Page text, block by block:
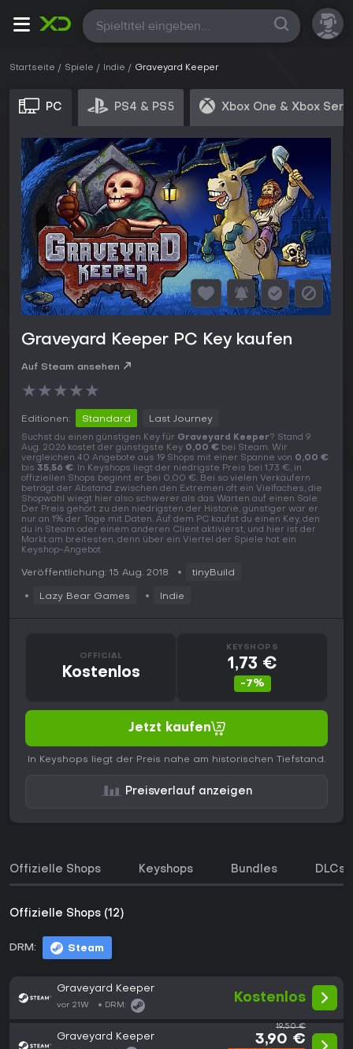
Alle
Startseite Spiele Indie Graveyard Keeper
PC PS4 & PS5 Xbox One & Xbox
Graveyard Keeper PC Key kaufen
Auf Steam ansehen
★★★★★
Editionen: Standard Last Journey
Suchst du einen günstigen Key für Graveyard Keeper? Stand 9
Aug. 2026 kostet der günstigste Key 0,00 € bei Steam. Wir
vergleichen 40 Angebote aus 19 Shops mit einer Spanne von 0,00 €
bis 35,56 €. In Keyshops liegt der niedrigste Preis bei 1,73 €, in
offiziellen Shops beginnt er bei 0,00 €. Bei so vielen Verkäufern
beträgt der Abstand zwischen den Extremen oft ein Vielfaches, die
Shopwahl wiegt hier also schwerer als das Warten auf einen Sale.
Der Preis gehört zu den niedrigsten der Historie, günstiger war er
nur an 1% der Tage mit Daten. Auf dem PC kaufst du einen Key, den
du in Steam oder einem anderen Client aktivierst, und hier ist der
Markt am breitesten, denn über ein Viertel der Spiele hat ein
Keyshop-Angebot.
Veröffentlichung: 15 Aug. 2018 tinyBuild
Lazy Bear Games Indie
OFFICIAL
Kostenlos
KEYSHOPS
1,73 €
-7%
Jetzt kaufen
In Keyshops liegt der Preis nahe am historischen Tiefstand.
Preisverlauf anzeigen
Offizielle Shops Keyshops Bundles DLCs
Offizielle Shops (12)
DRM: Steam
Graveyard Keeper
vor 21W DRM:
Kostenlos
Graveyard Keeper
19,50 €
3,90 €